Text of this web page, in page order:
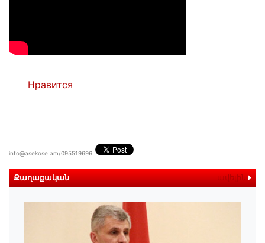
Нравится
info@asekose.am/095519696
Քաղաքական ավելին